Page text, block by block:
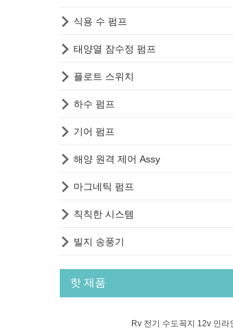
 식용 수 펌프
 태양열 잠수정 펌프
 플로트 스위치
 하수 펌프
 기어 펌프
 해양 원격 제어 Assy
 마그네틱 펌프
 칙칙한 시스템
 빌지 송풍기
핫 제품
Rv 전기 수도꼭지 12v 인라